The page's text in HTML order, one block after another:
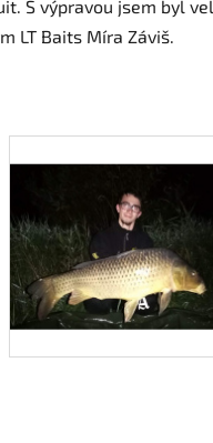
S výpravou jsem byl
LT Baits Míra Záviš.